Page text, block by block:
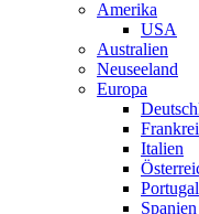
Amerika
USA
Australien
Neuseeland
Europa
Italien
Portugal
Spanien